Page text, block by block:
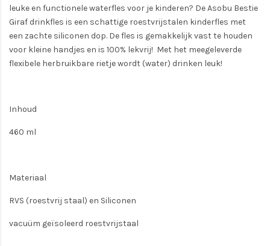
leuke en functionele waterfles voor je kinderen? De Asobu Bestie
Giraf drinkfles is een schattige roestvrijstalen kinderfles met
een zachte siliconen dop. De fles is gemakkelijk vast te houden
voor kleine handjes en is 100% lekvrij! Met het meegeleverde
flexibele herbruikbare rietje wordt (water) drinken leuk!
Inhoud
460 ml
Materiaal
RVS (roestvrij staal) en Siliconen
vacuüm geïsoleerd roestvrijstaal